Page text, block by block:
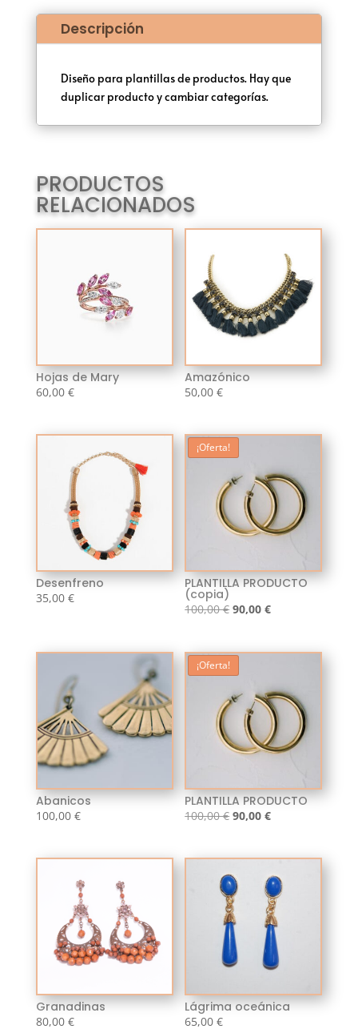
Descripción
Diseño para plantillas de productos. Hay que
duplicar producto y cambiar categorías.
PRODUCTOS
RELACIONADOS
Hojas de Mary
60,00 €
Amazónico
50,00€
Desenfreno
35,00 €
¡Oferta!
PLANTILLA PRODUCTO
(copia)
100,00€ El
90,00€El
Abanicos
100,00 €
¡Oferta!
PLANTILLA PRODUCTO
100,00€ El
100,00 €.
90,00€El
90,00 €.
Granadinas
80,00 €
Lágrima oceánica
65,00€